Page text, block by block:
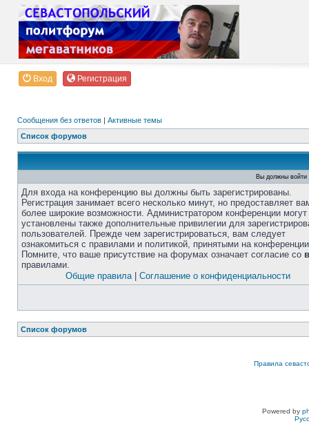
Вход Регистрация
Сообщения без ответов | Активные темы
Список форумов
Вы должны войти
Для входа на конференцию вы должны быть зарегистрированы.
Регистрация занимает всего несколько минут, но предоставляет
более широкие возможности. Администратором конференции
установлены также дополнительные привилегии для
пользователей. Прежде чем зарегистрироваться, вам следует
ознакомиться с правилами и политикой, принятыми на
Помните, что ваше присутствие на форумах означает согласие со
правилами.
Общие правила| Соглашение о конфиденциальности
Список форумов
Правила
Powered by